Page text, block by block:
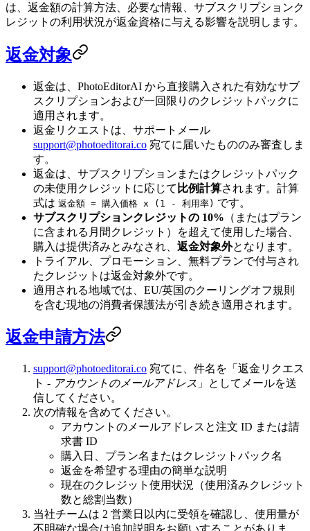
は、返金額の計算方法、必要な情報、サブスクリプションク
レジットの利用状況が返金資格に与える影響を説明します。
返金対象
返金は、PhotoEditorAI から直接購入された有効なサブ
スクリプションおよび一回限りのクレジットパックに
適用されます。
返金リクエストは、サポートメール
support@photoeditorai.co 宛てに届いたもののみ審査しま
す。
返金は、サブスクリプションまたはクレジットパック
の未使用クレジットに応じて 比例計算されます。計算
式は 返金額 = 購入価格 x (1 - 利用率) です。
サブスクリプションクレジットの 10% （またはプラン
に含まれる月間クレジット）を超えて使用した場合、
購入は提供済みとみなされ、 返金対象外となります。
トライアル、プロモーション、無料プランで付与され
たクレジットは返金対象外です。
適用される地域では、EU/英国のクーリングオフ規則
を含む現地の消費者保護法が引き続き適用されます。
返金申請方法
support@photoeditorai.co 宛てに、件名を「返金リクエス
ト - アカウントのメールアドレス 」としてメールを送
信してください。
次の情報を含めてください。
アカウントのメールアドレスと注文 ID または請
求書 ID
購入日、プラン名またはクレジットパック名
返金を希望する理由の簡単な説明
現在のクレジット使用状況（使用済みクレジット
数と総割当数）
当社チームは 2 営業日以内に受領を確認し、使用量が